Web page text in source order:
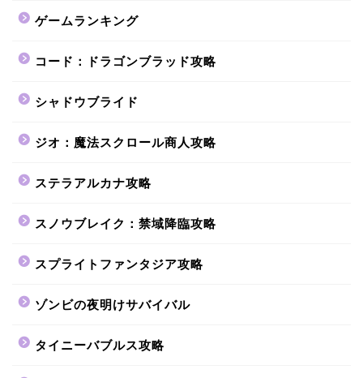
ゲームランキング
コード：ドラゴンブラッド攻略
シャドウブライド
ジオ：魔法スクロール商人攻略
ステラアルカナ攻略
スノウブレイク：禁域降臨攻略
スプライトファンタジア攻略
ゾンビの夜明けサバイバル
タイニーバブルス攻略